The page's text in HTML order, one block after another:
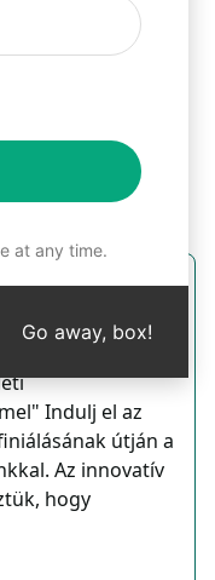
Prompts a
telepítése
Indulj el az
útján a
Az innovatív
hogy
at any time.
Go away, box!